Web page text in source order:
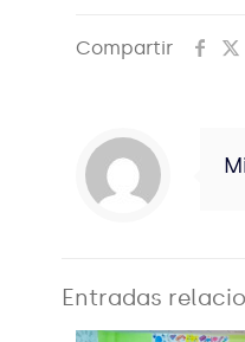
Compartir
Entradas